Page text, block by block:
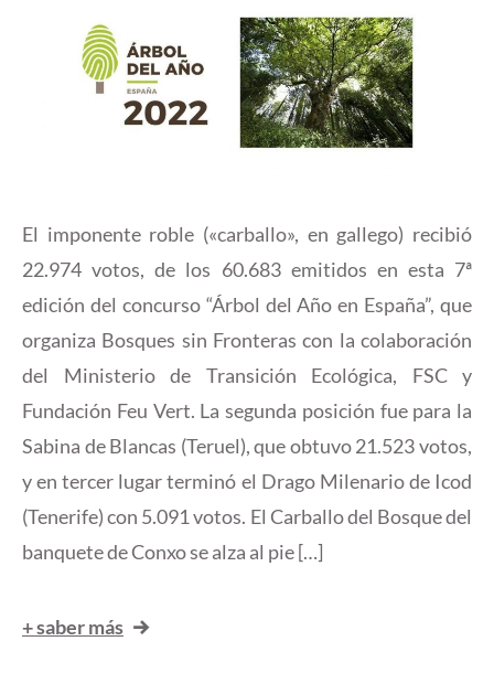
El imponente roble («carballo», en gallego) recibió
22.974 votos, de los 60.683 emitidos en esta 7ª
edición del concurso “Árbol del Año en España”, que
organiza Bosques sin Fronteras con la colaboración
del Ministerio de Transición Ecológica, FSC y
Fundación Feu Vert. La segunda posición fue para la
Sabina de Blancas (Teruel), que obtuvo 21.523 votos,
y en tercer lugar terminó el Drago Milenario de Icod
(Tenerife) con 5.091 votos. El Carballo del Bosque del
banquete de Conxo se alza al pie […]
+ saber más